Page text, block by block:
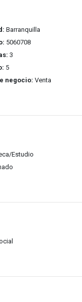
Barranquilla
5060708
3
5
negocio: Venta
Estudio